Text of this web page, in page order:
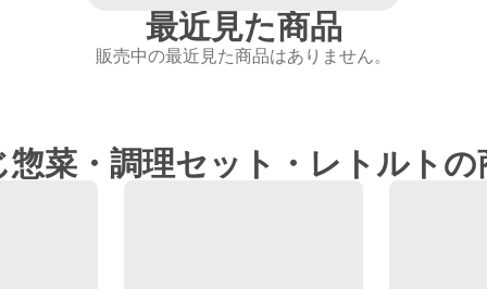
最近見た商品
販売中の最近見た商品はありません。
惣菜・調理セット・レトルトの